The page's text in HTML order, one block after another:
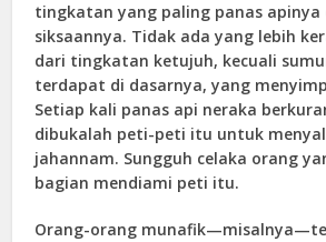
tingkatan yang paling panas apinya
siksaannya. Tidak ada yang lebih
dari tingkatan ketujuh, kecuali
terdapat di dasarnya, yang
Setiap kali panas api neraka
dibukalah peti-peti itu untuk
jahannam. Sungguh celaka orang
bagian mendiami peti itu.
Orang-orang